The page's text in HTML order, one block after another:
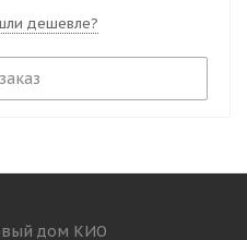
дешевле?
дом КИО